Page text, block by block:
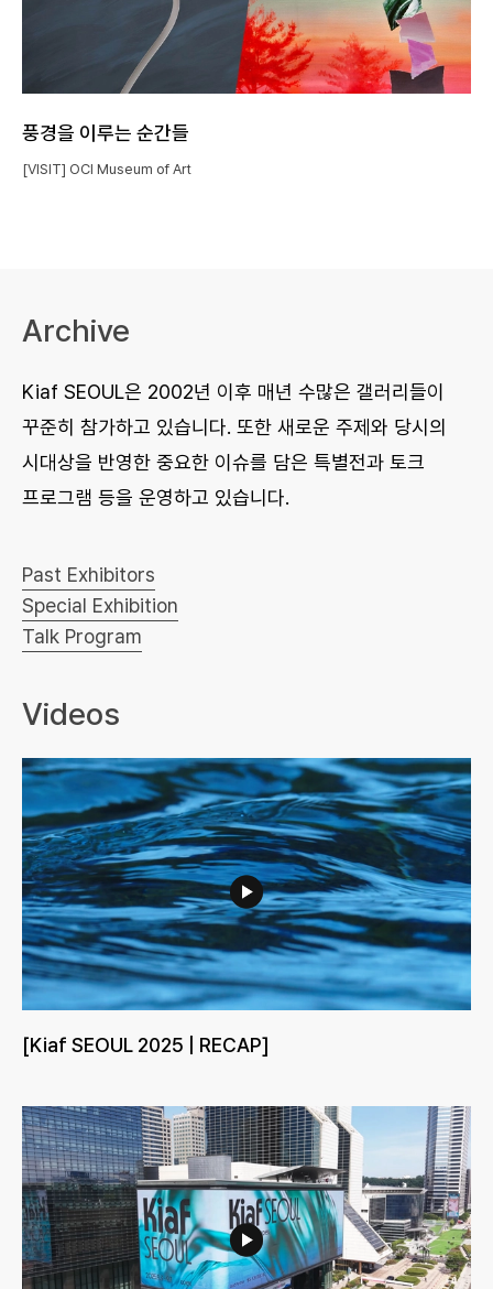
풍경을 이루는 순간들
[VISIT] OCI Museum of Art
Archive
Kiaf SEOUL은 2002년 이후 매년 수많은 갤러리들이
꾸준히 참가하고 있습니다. 또한 새로운 주제와 당시의
시대상을 반영한 중요한 이슈를 담은 특별전과 토크
프로그램 등을 운영하고 있습니다.
Past Exhibitors
Special Exhibition
Talk Program
Videos
[Kiaf SEOUL 2025 | RECAP]